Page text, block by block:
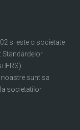
si este o societate
Standardelor
IFRS).
noastre sunt sa
societatilor